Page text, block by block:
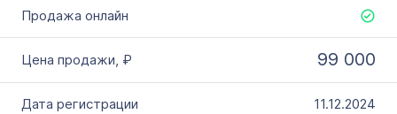
99 000
11.12.2024